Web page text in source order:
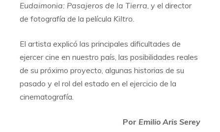
Eudaimonia: Pasajeros de la Tierra, y el director
de fotografía de la película Kiltro.
El artista explicó las principales dificultades de
ejercer cine en nuestro país, las posibilidades reales
de su próximo proyecto, algunas historias de su
pasado y el rol del estado en el ejercicio de la
cinematografía.
Por Emilio Aris Serey